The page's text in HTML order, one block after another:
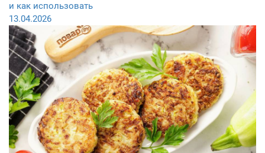
и как использовать
13.04.2026